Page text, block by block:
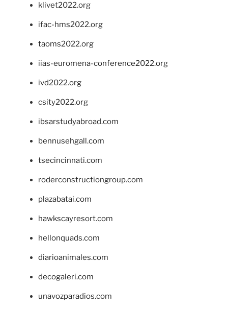
klivet2022.org
ifac-hms2022.org
taoms2022.org
iias-euromena-conference2022.org
ivd2022.org
csity2022.org
ibsarstudyabroad.com
bennusehgall.com
tsecincinnati.com
roderconstructiongroup.com
plazabatai.com
hawkscayresort.com
hellonquads.com
diarioanimales.com
decogaleri.com
unavozparadios.com